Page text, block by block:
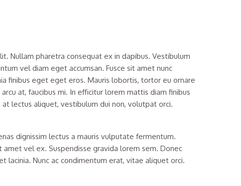
Nullam pharetra consequat ex in dapibus. Vestibulum
vel diam eget accumsan. Fusce sit amet nunc
finibus eget eget eros. Mauris lobortis, tortor eu ornare
at, faucibus mi. In efficitur lorem mattis diam finibus
lectus aliquet, vestibulum dui non, volutpat orci.
dignissim lectus a mauris vulputate fermentum.
vel ex. Suspendisse gravida lorem sem. Donec
Nunc ac condimentum erat, vitae aliquet orci.